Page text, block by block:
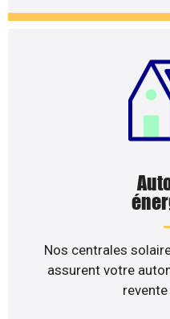
Nos centrales
assurent votre